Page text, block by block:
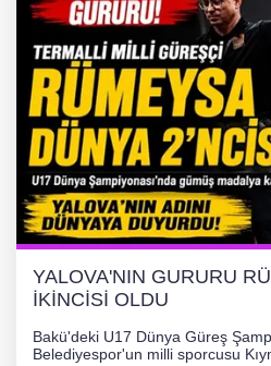
YALOVA'NIN GURURU
İKİNCİSİ OLDU
Bakü'deki U17 Dünya Güreş
Belediyespor'un milli sporcusu